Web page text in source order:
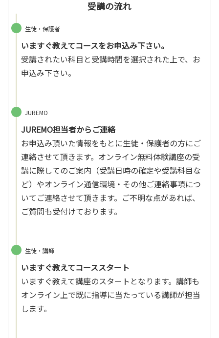
受講の流れ
生徒・保護者
いますぐ教えてコースをお申込み下さい。
受講されたい科目と受講時間を選択された上で、お
申込み下さい。
JUREMO
JUREMO担当者からご連絡
お申込み頂いた情報をもとに生徒・保護者の方にご
連絡させて頂きます。オンライン無料体験講座の受
講に際してのご案内（受講日時の確定や受講科目な
ど）やオンライン通信環境・その他ご連絡事項につ
いてご連絡させて頂きます。ご不明な点があれば、
ご質問も受付けております。
生徒・講師
いますぐ教えてコーススタート
いますぐ教えて講座のスタートとなります。講師も
オンライン上で既に指導に当たっている講師が担当
します。